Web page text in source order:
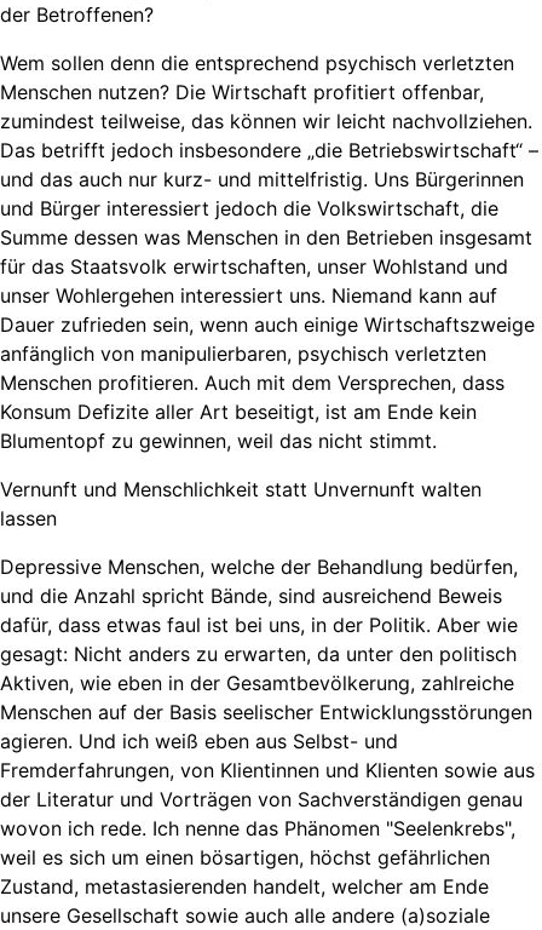
der Betroffenen?
Wem sollen denn die entsprechend psychisch verletzten
Menschen nutzen? Die Wirtschaft profitiert offenbar,
zumindest teilweise, das können wir leicht nachvollziehen.
Das betrifft jedoch insbesondere „die Betriebswirtschaft“ –
und das auch nur kurz- und mittelfristig. Uns Bürgerinnen
und Bürger interessiert jedoch die Volkswirtschaft, die
Summe dessen was Menschen in den Betrieben insgesamt
für das Staatsvolk erwirtschaften, unser Wohlstand und
unser Wohlergehen interessiert uns. Niemand kann auf
Dauer zufrieden sein, wenn auch einige Wirtschaftszweige
anfänglich von manipulierbaren, psychisch verletzten
Menschen profitieren. Auch mit dem Versprechen, dass
Konsum Defizite aller Art beseitigt, ist am Ende kein
Blumentopf zu gewinnen, weil das nicht stimmt.
Vernunft und Menschlichkeit statt Unvernunft walten
lassen
Depressive Menschen, welche der Behandlung bedürfen,
und die Anzahl spricht Bände, sind ausreichend Beweis
dafür, dass etwas faul ist bei uns, in der Politik. Aber wie
gesagt: Nicht anders zu erwarten, da unter den politisch
Aktiven, wie eben in der Gesamtbevölkerung, zahlreiche
Menschen auf der Basis seelischer Entwicklungsstörungen
agieren. Und ich weiß eben aus Selbst- und
Fremderfahrungen, von Klientinnen und Klienten sowie aus
der Literatur und Vorträgen von Sachverständigen genau
wovon ich rede. Ich nenne das Phänomen "Seelenkrebs",
weil es sich um einen bösartigen, höchst gefährlichen
Zustand, metastasierenden handelt, welcher am Ende
unsere Gesellschaft sowie auch alle andere (a)soziale